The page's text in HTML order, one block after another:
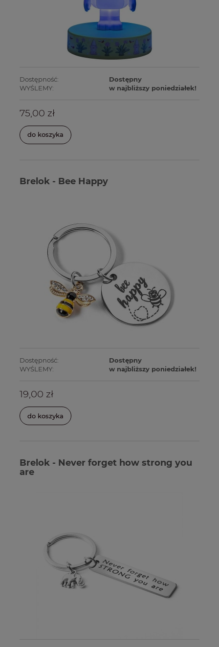
Dostępność:
Dostępny
WYŚLEMY:
w najbliższy poniedziałek!
75,00 zł
do koszyka
Brelok - Bee Happy
Dostępność:
Dostępny
WYŚLEMY:
w najbliższy poniedziałek!
19,00 zł
do koszyka
Brelok - Never forget how strong you
are